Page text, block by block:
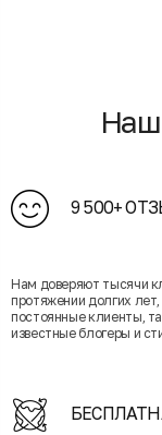
9 500+
Нам доверяют тысячи
протяжении долгих лет,
постоянные клиенты,
известные блогеры и